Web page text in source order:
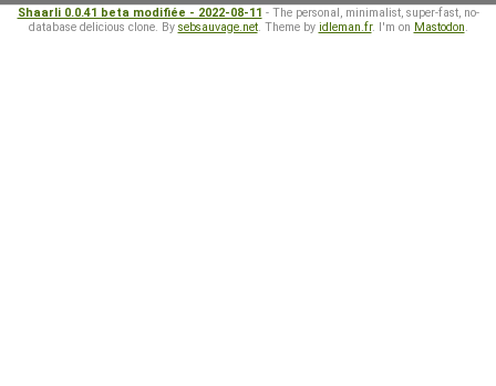
Shaarli 0.0.41 beta modifiée - 2022-08-11 - The personal, minimalist, super-fast, no-
database delicious clone. By sebsauvage.net. Theme by idleman.fr. I'm on Mastodon.